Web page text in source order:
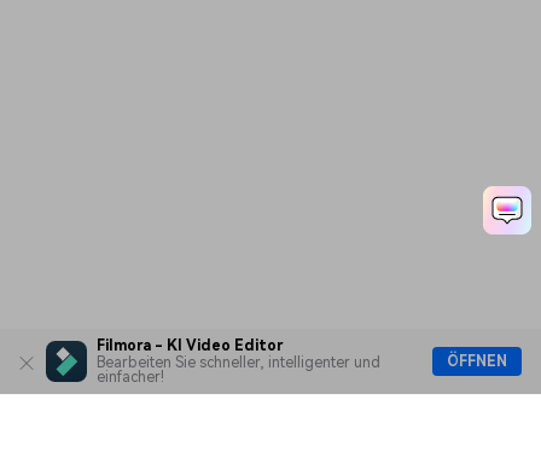
Filmora - KI Video Editor
Bearbeiten Sie schneller, intelligenter und
einfacher!
ÖFFNEN